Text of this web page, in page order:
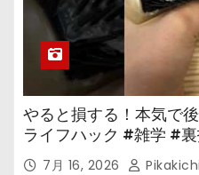
やると損する！本気で
ライフハック #雑学 #
7月 16, 2026